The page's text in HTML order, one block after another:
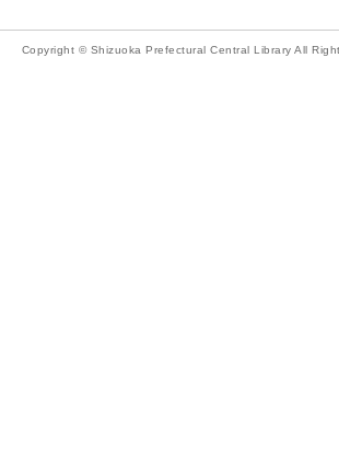
Copyright © Shizuoka Prefectural Central Library All